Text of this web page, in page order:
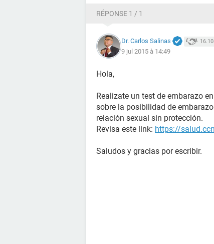
RÉPONSE 1 / 1
Dr. Carlos Salinas
9 jul 2015 à 14:49
Hola,
Realizate un test de embarazo
sobre la posibilidad de
relación sexual sin protección.
Revisa este link: https://
Saludos y gracias por escribir.